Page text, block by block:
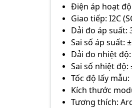
Điện áp hoạt
Giao tiếp: I2C
Dải đo áp suất:
Sai số áp suất:
Dải đo nhiệt độ:
Sai số nhiệt độ:
Tốc độ lấy
Kích thước
Tương thích: